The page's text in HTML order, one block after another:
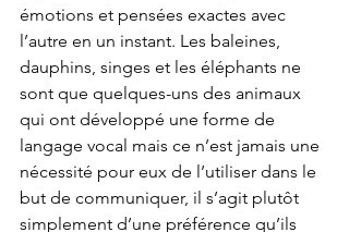
émotions et pensées exactes avec
l’autre en un instant. Les baleines,
dauphins, singes et les éléphants ne
sont que quelques-uns des animaux
qui ont développé une forme de
langage vocal mais ce n’est jamais une
nécessité pour eux de l’utiliser dans le
but de communiquer, il s’agit plutôt
simplement d’une préférence qu’ils